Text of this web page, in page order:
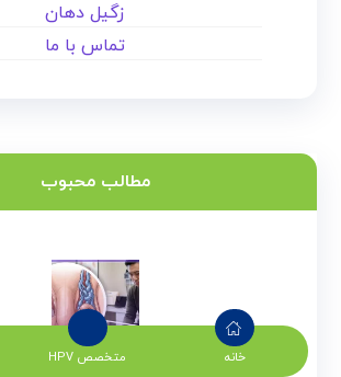
زگیل دهان
تماس با ما
مطالب محبوب
خانه متخصص HPV